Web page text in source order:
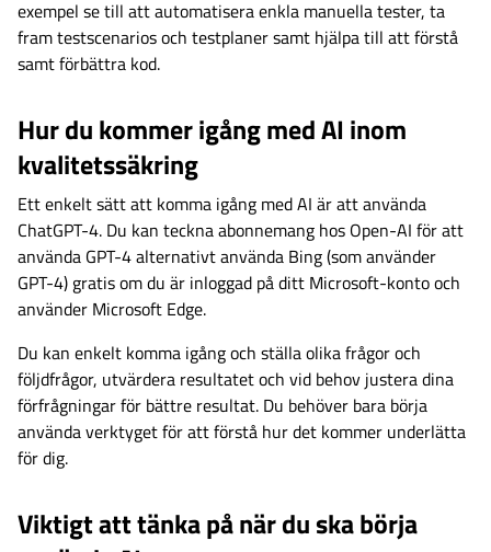
exempel se till att automatisera enkla manuella tester, ta
fram testscenarios och testplaner samt hjälpa till att förstå
samt förbättra kod.
Hur du kommer igång med AI inom
kvalitetssäkring
Ett enkelt sätt att komma igång med AI är att använda
ChatGPT-4. Du kan teckna abonnemang hos Open-AI för att
använda GPT-4 alternativt använda Bing (som använder
GPT-4) gratis om du är inloggad på ditt Microsoft-konto och
använder Microsoft Edge.
Du kan enkelt komma igång och ställa olika frågor och
följdfrågor, utvärdera resultatet och vid behov justera dina
förfrågningar för bättre resultat. Du behöver bara börja
använda verktyget för att förstå hur det kommer underlätta
för dig.
Viktigt att tänka på när du ska börja